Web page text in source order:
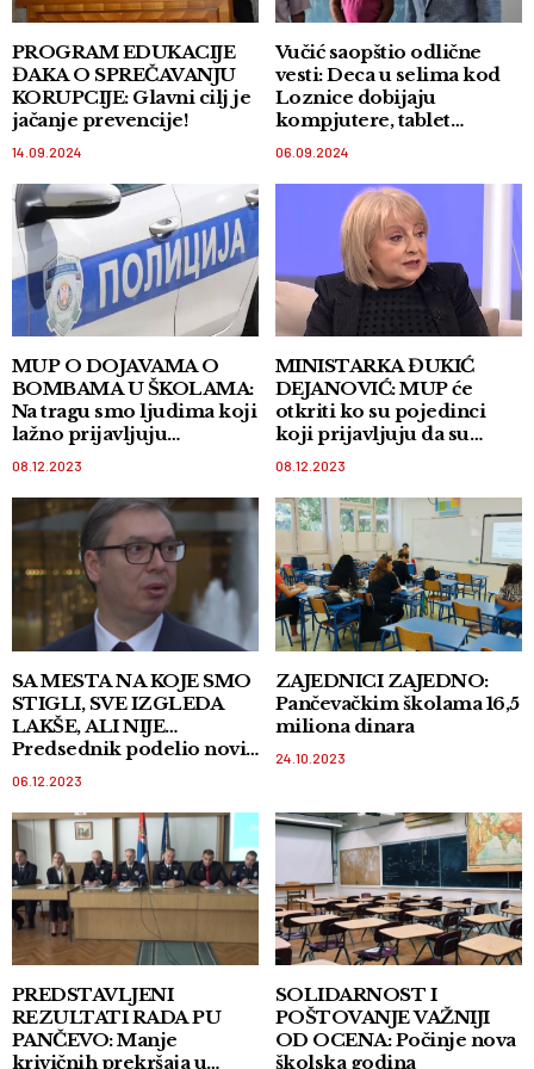
PROGRAM EDUKACIJE
ĐAKA O SPREČAVANJU
KORUPCIJE: Glavni cilj je
jačanje prevencije!
14.09.2024
Vučić saopštio odlične
vesti: Deca u selima kod
Loznice dobijaju
kompjutere, tablet
računare, urediće im se
učionice i toaleti
06.09.2024
MUP O DOJAVAMA O
BOMBAMA U ŠKOLAMA:
Na tragu smo ljudima koji
lažno prijavljuju
postavljanje bombi u
08.12.2023
MINISTARKA ĐUKIĆ
DEJANOVIĆ: MUP će
otkriti ko su pojedinci
koji prijavljuju da su
postavljene bombe u
08.12.2023
SA MESTA NA KOJE SMO
STIGLI, SVE IZGLEDA
LAKŠE, ALI NIJE…
Predsednik podelio novi
snimak i poslao snažnu
poruku građanima Srbije
VIDEO
06.12.2023
ZAJEDNICI ZAJEDNO:
Pančevačkim školama 16,5
miliona dinara
24.10.2023
PREDSTAVLJENI
REZULTATI RADA PU
PANČEVO: Manje
krivičnih prekršaja u
SOLIDARNOST I
POŠTOVANJE VAŽNIJI
OD OCENA: Počinje nova
školska godina